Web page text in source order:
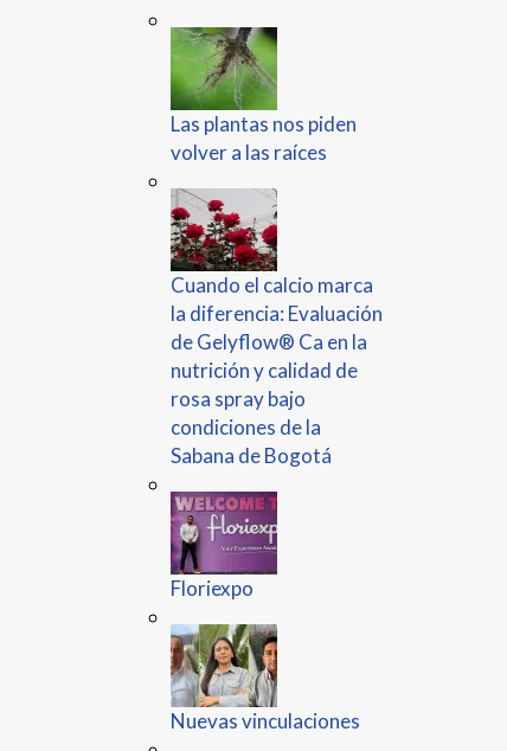
Las plantas nos piden
volver a las raíces
Cuando el calcio marca
la diferencia: Evaluación
de Gelyflow® Ca en la
nutrición y calidad de
rosa spray bajo
condiciones de la
Sabana de Bogotá
Floriexpo
Nuevas vinculaciones